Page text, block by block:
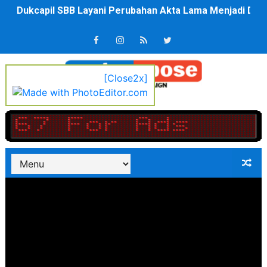
Kompol Pieter Fredy Matahelumual Resmi Jadi
Anggota DPRD SBB Beri Masukan kepada Kadis
Air Sungai Bekasi Menghitam Berbusa dan Bau
Polres Metro Bekasi Buru Pemasok Sabu, Diduga
Kepala SD Negeri Tanah Goyang Salurkan Dana PIP
Dugaan Korupsi Dermaga Oelabuhan SulaimanBerau
Lion Grup Buka Rute KNO- Madina, Pesawat 60 Sit
[Close2x]